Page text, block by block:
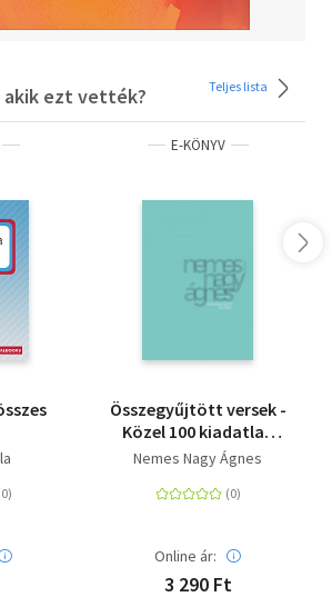
ezt vették? Teljes lista
E-KÖNYV
Összegyűjtött versek -
Közel 100 kiadatlan
verssel
Nemes Nagy Ágnes
Online ár:
3 290 Ft